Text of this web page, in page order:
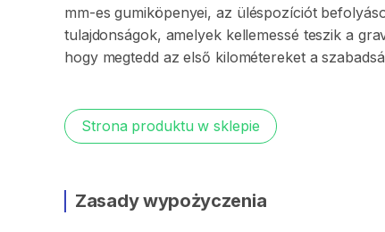
mm-es gumiköpenyei​,​ az üléspozíciót
tulajdonságok​,​ amelyek kellemessé teszik a
hogy megtedd az első kilométereket a
Strona produktu w sklepie
Zasady wypożyczenia